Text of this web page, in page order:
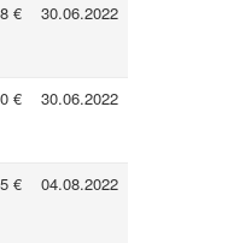
€ 30.06.2022
€ 30.06.2022
€ 04.08.2022